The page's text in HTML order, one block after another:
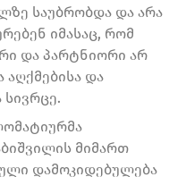
საუბრობდა და არა
იმასაც, რომ
და პარტნიორი არ
აღქმებისა და
მიმართ
დამოკიდებულება